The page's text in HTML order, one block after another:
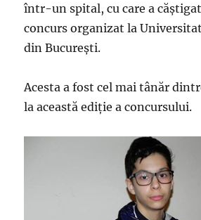
într-un spital, cu care a
concurs organizat la
din București.
Acesta a fost cel mai tânăr
la această ediție a concursului.